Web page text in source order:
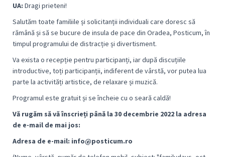
UA: Dragi prieteni!
Salutăm toate familiile și solicitanții individuali care doresc să
rămână și să se bucure de insula de pace din Oradea, Posticum, în
timpul programului de distracție și divertisment.
Va exista o recepție pentru participanți, iar după discuțiile
introductive, toți participanții, indiferent de vârstă, vor putea lua
parte la activități artistice, de relaxare și muzică.
Programul este gratuit și se încheie cu o seară caldă!
Vă rugăm să vă înscrieți până la 30 decembrie 2022 la adresa
de e-mail de mai jos:
Adresa de e-mail: info@posticum.ro